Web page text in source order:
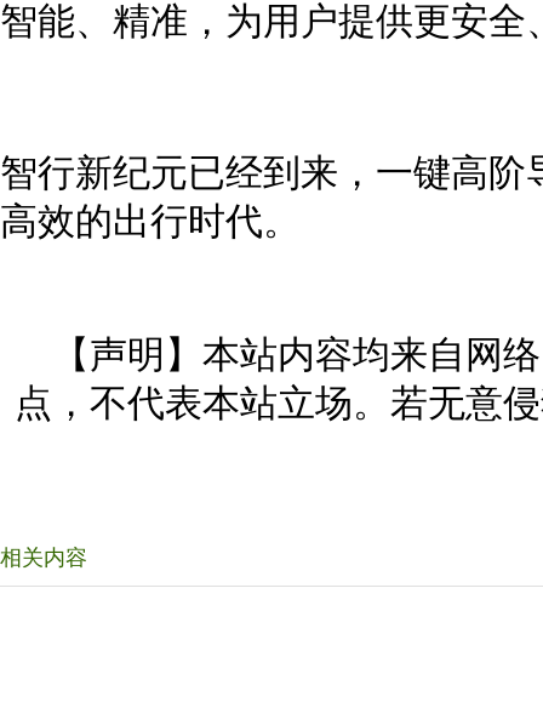
智能、精准，为用户提供更安全
智行新纪元已经到来，一键高
高效的出行时代。
【声明】本站内容均来自网
点，不代表本站立场。若无意
相关内容